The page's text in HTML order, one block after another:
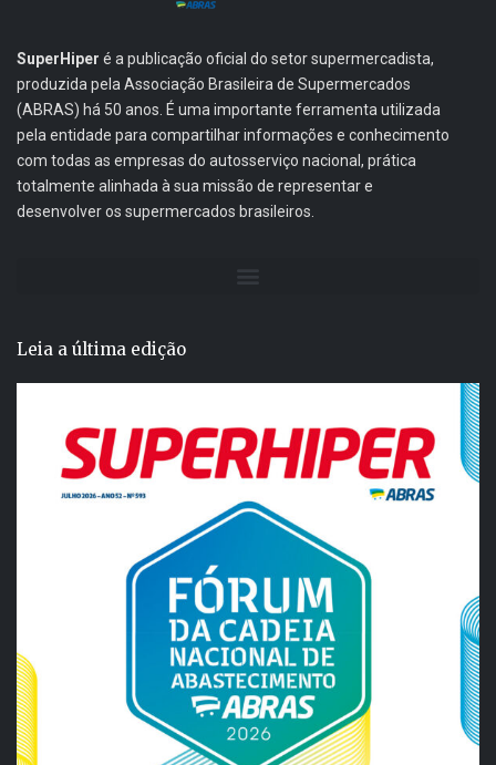
SuperHiper é a publicação oficial do setor supermercadista,
produzida pela Associação Brasileira de Supermercados
(ABRAS) há 50 anos. É uma importante ferramenta utilizada
pela entidade para compartilhar informações e conhecimento
com todas as empresas do autosserviço nacional, prática
totalmente alinhada à sua missão de representar e
desenvolver os supermercados brasileiros.
Leia a última edição